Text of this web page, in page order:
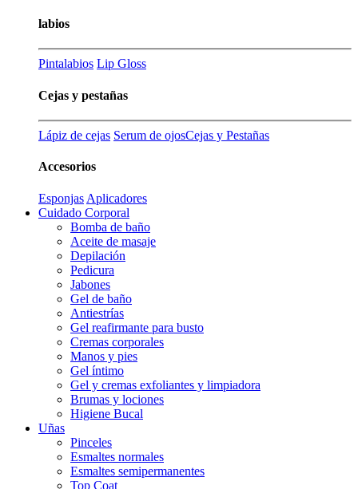
labios
Pintalabios Lip Gloss
Cejas y pestañas
Lápiz de cejas Serum de ojosCejas y Pestañas
Accesorios
Esponjas Aplicadores
Cuidado Corporal
Bomba de baño
Aceite de masaje
Depilación
Pedicura
Jabones
Gel de baño
Antiestrías
Gel reafirmante para busto
Cremas corporales
Manos y pies
Gel íntimo
Gel y cremas exfoliantes y limpiadora
Brumas y lociones
Higiene Bucal
Uñas
Pinceles
Esmaltes normales
Esmaltes semipermanentes
Top Coat